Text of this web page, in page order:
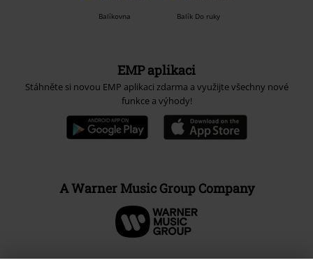
Balíkovna Balík Do ruky
EMP aplikaci
Stáhněte si novou EMP aplikaci zdarma a využijte všechny nové
funkce a výhody!
A Warner Music Group Company